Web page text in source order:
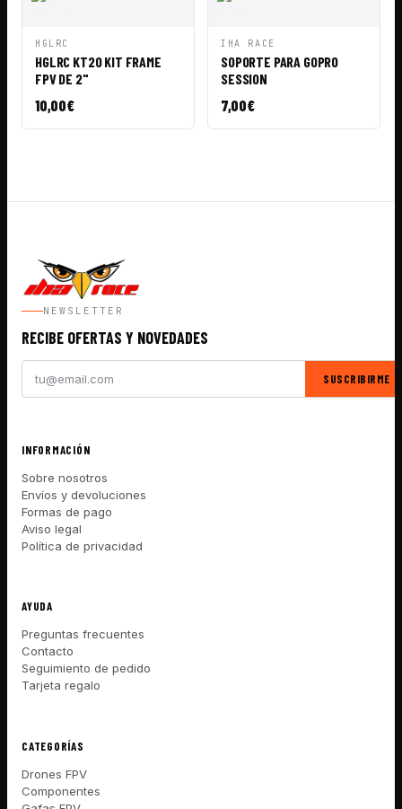
VISTA
HGLRC
HGLRC KT20 KIT FRAME
FPV DE 2"
10,00€
VISTA
IHA RACE
SOPORTE PARA GOPRO
SESSION
7,00€
NEWSLETTER
RECIBE OFERTAS Y NOVEDADES
SUSCRIBIRME
INFORMACIÓN
Sobre nosotros
Envíos y devoluciones
Formas de pago
Aviso legal
Política de privacidad
AYUDA
Preguntas frecuentes
Contacto
Seguimiento de pedido
Tarjeta regalo
CATEGORÍAS
Drones FPV
Componentes